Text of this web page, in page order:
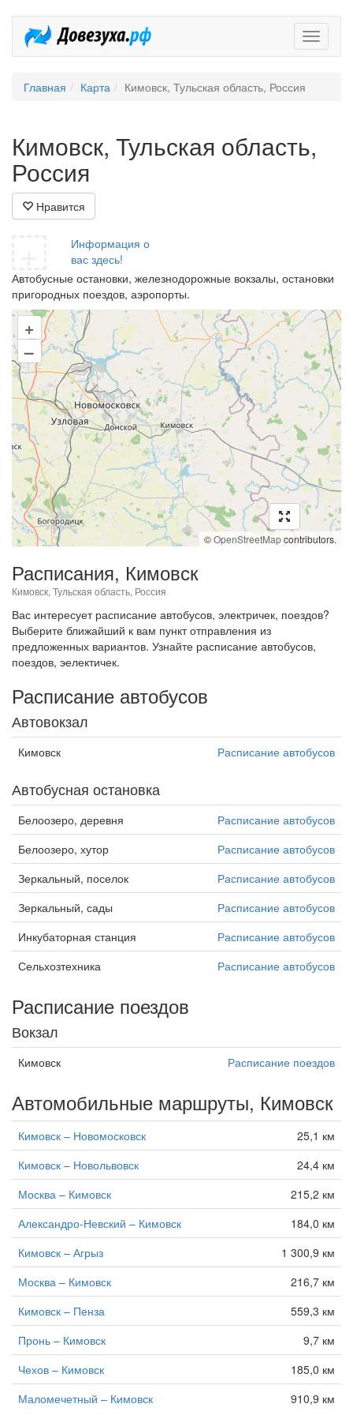
Главная Карта Кимовск, Тульская область, Россия
Кимовск, Тульская область,
Россия
Нравится
Информация о
вас здесь!
Автобусные остановки, железнодорожные вокзалы, остановки
пригородных поездов, аэропорты.
+
–
©OpenStreetMapcontributors.
Расписания, Кимовск
Кимовск, Тульская область, Россия
Вас интересует расписание автобусов, электричек, поездов?
Выберите ближайший к вам пункт отправления из
предложенных вариантов. Узнайте расписание автобусов,
поездов, эелектичек.
Расписание автобусов
Автовокзал
Кимовск Расписание автобусов
Автобусная остановка
Белоозеро, деревня
Расписание автобусов
Белоозеро, хутор
Расписание автобусов
Зеркальный, поселок
Расписание автобусов
Зеркальный, сады
Расписание автобусов
Инкубаторная станция
Расписание автобусов
Сельхозтехника
Расписание автобусов
Расписание поездов
Вокзал
Кимовск Расписание поездов
Автомобильные маршруты, Кимовск
Кимовск – Новомосковск
25,1 км
Кимовск – Новольвовск
24,4 км
Москва – Кимовск
215,2 км
Александро-Невский – Кимовск
184,0 км
Кимовск – Агрыз
1 300,9 км
Москва – Кимовск
216,7 км
Кимовск – Пенза
559,3 км
Пронь – Кимовск
9,7 км
Чехов – Кимовск
185,0 км
Маломечетный – Кимовск
910,9 км